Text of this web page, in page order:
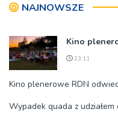
NAJNOWSZE
Kino
23:11
Kino plenerowe RDN
Wypadek quada z udziałem